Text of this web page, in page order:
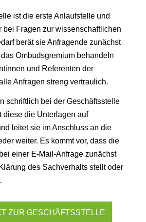
ist die erste Anlaufstelle und
bei Fragen zur wissenschaftlichen
berät sie Anfragende zunächst
Ombudsgremium behandeln
und Referenten der
Anfragen streng vertraulich.
schriftlich bei der Geschäftsstelle
diese die Unterlagen auf
leitet sie im Anschluss an die
weiter. Es kommt vor, dass die
einer E-Mail-Anfrage zunächst
des Sachverhalts stellt oder
ZUR GESCHÄFTSSTELLE